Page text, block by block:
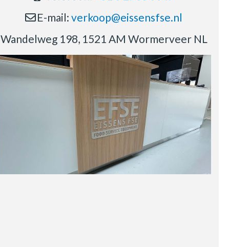
E-mail:verkoop@eissensfse.nl
Wandelweg 198, 1521 AM Wormerveer NL